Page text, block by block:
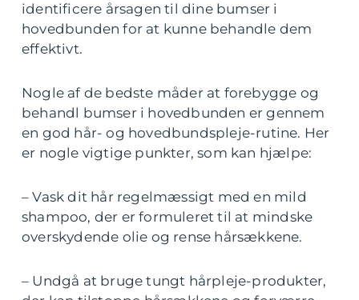
identificere årsagen til dine bumser i
hovedbunden for at kunne behandle dem
effektivt.
Nogle af de bedste måder at forebygge og
behandl bumser i hovedbunden er gennem
en god hår- og hovedbundspleje-rutine. Her
er nogle vigtige punkter, som kan hjælpe:
– Vask dit hår regelmæssigt med en mild
shampoo, der er formuleret til at mindske
overskydende olie og rense hårsækkene.
– Undgå at bruge tungt hårpleje-produkter,